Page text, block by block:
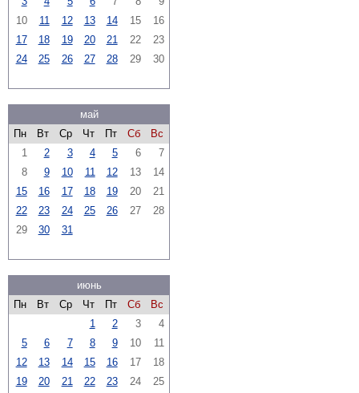
10
11 12 13 14 15
16
17
18 19 20 21 22
23
24
25 26 27 28 29 30
май
Пн
Вт Ср Чт Пт Сб
Вс
1
2 3 4 5 6
7
8
9 10 11 12 13
14
15
16 17 18 19 20
21
22
23 24 25 26 27
28
29
30 31
июнь
Пн
Вт Ср Чт Пт Сб
Вс
1
2 3
4
5
6 7 8 9 10
11
12
13 14 15 16 17
18
19
20 21 22 23 24
25